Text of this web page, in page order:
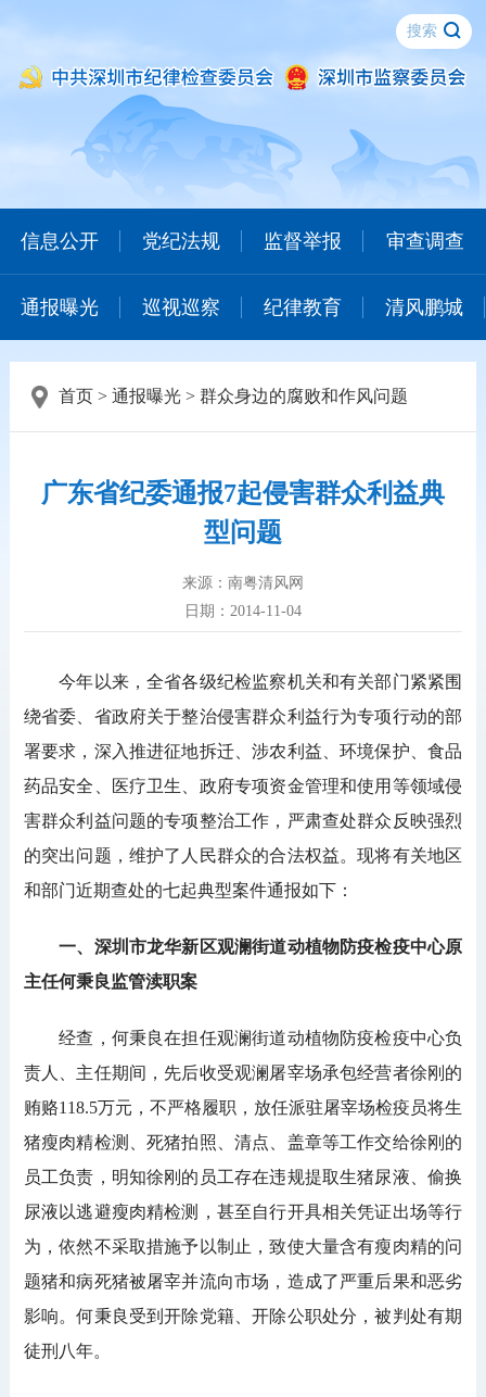
信息公开 党纪法规 监督举报 审查调查
通报曝光 巡视巡察 纪律教育 清风鹏城
首页> 通报曝光> 群众身边的腐败和作风问题
广东省纪委通报7起侵害群众利益典
型问题
来源：南粤清风网
日期：2014-11-04
今年以来，全省各级纪检监察机关和有关部门紧紧围
绕省委、省政府关于整治侵害群众利益行为专项行动的部
署要求，深入推进征地拆迁、涉农利益、环境保护、食品
药品安全、医疗卫生、政府专项资金管理和使用等领域侵
害群众利益问题的专项整治工作，严肃查处群众反映强烈
的突出问题，维护了人民群众的合法权益。现将有关地区
和部门近期查处的七起典型案件通报如下：
一、深圳市龙华新区观澜街道动植物防疫检疫中心原
主任何秉良监管渎职案
经查，何秉良在担任观澜街道动植物防疫检疫中心负
责人、主任期间，先后收受观澜屠宰场承包经营者徐刚的
贿赂118.5万元，不严格履职，放任派驻屠宰场检疫员将生
猪瘦肉精检测、死猪拍照、清点、盖章等工作交给徐刚的
员工负责，明知徐刚的员工存在违规提取生猪尿液、偷换
尿液以逃避瘦肉精检测，甚至自行开具相关凭证出场等行
为，依然不采取措施予以制止，致使大量含有瘦肉精的问
题猪和病死猪被屠宰并流向市场，造成了严重后果和恶劣
影响。何秉良受到开除党籍、开除公职处分，被判处有期
徒刑八年。